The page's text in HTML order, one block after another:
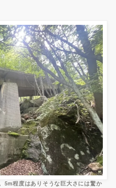
5m程度はありそうな巨大さには驚か